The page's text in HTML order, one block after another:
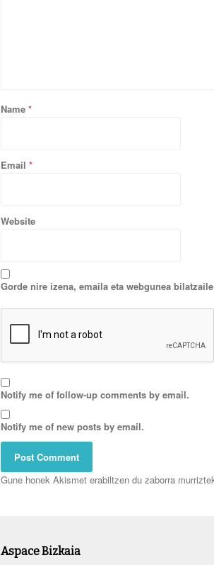
Name *
Email *
Website
Gorde nire izena, emaila eta webgunea
Notify me of follow-up comments by email.
Notify me of new posts by email.
Gune honek Akismet erabiltzen du zaborra
Aspace Bizkaia